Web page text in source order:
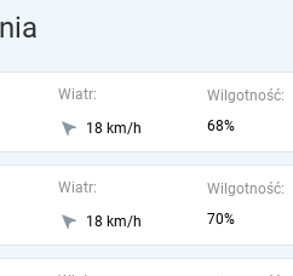
Wiatr:
18 km/h
Wilgotność:
68%
Wiatr:
18 km/h
Wilgotność:
70%